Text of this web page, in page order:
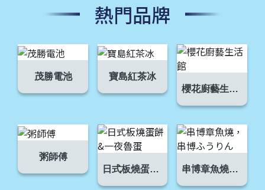
熱門品牌
茂勝電池
寶島紅茶冰
櫻花廚藝生活館
粥師傅
日式板燒蛋餅&一夜魯蛋
串博章魚燒，串博ふうりん